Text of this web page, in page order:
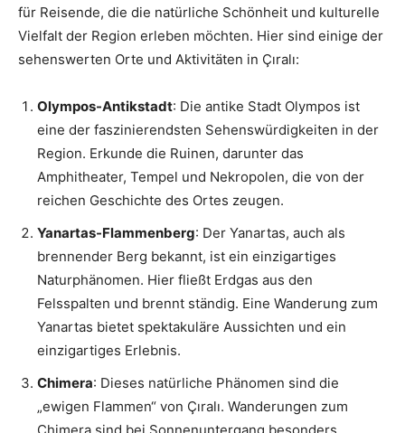
für Reisende, die die natürliche Schönheit und kulturelle
Vielfalt der Region erleben möchten. Hier sind einige der
sehenswerten Orte und Aktivitäten in Çıralı:
Olympos-Antikstadt: Die antike Stadt Olympos ist
eine der faszinierendsten Sehenswürdigkeiten in der
Region. Erkunde die Ruinen, darunter das
Amphitheater, Tempel und Nekropolen, die von der
reichen Geschichte des Ortes zeugen.
Yanartas-Flammenberg: Der Yanartas, auch als
brennender Berg bekannt, ist ein einzigartiges
Naturphänomen. Hier fließt Erdgas aus den
Felsspalten und brennt ständig. Eine Wanderung zum
Yanartas bietet spektakuläre Aussichten und ein
einzigartiges Erlebnis.
Chimera: Dieses natürliche Phänomen sind die
„ewigen Flammen“ von Çıralı. Wanderungen zum